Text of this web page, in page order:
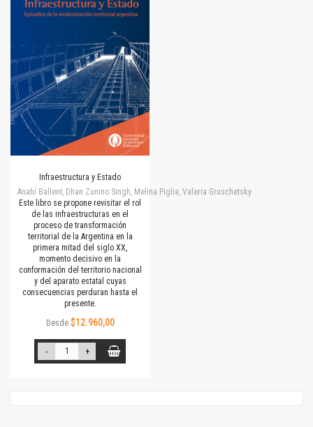
Infraestructura y Estado
Anahí Ballent, Dhan Zunino Singh, Melina Piglia, Valeria Gruschetsky
Este libro se propone revisitar el rol
de las infraestructuras en el
proceso de transformación
territorial de la Argentina en la
primera mitad del siglo XX,
momento decisivo en la
conformación del territorio nacional
y del aparato estatal cuyas
consecuencias perduran hasta el
presente.
Desde $12.960,00
- +